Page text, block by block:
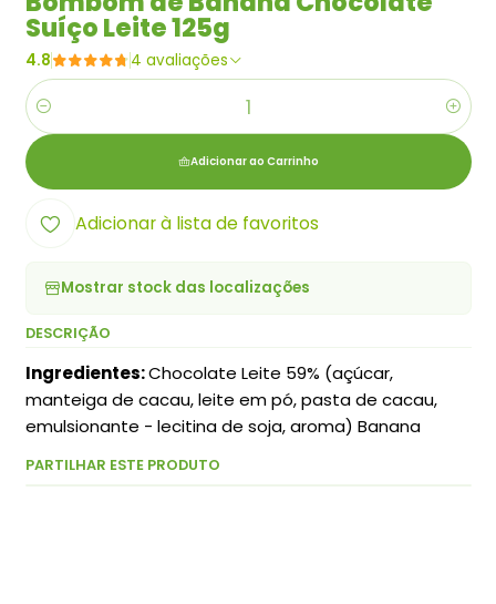
Suíço Leite 125g
4.8 4 avaliações
Quantidade
Adicionar ao Carrinho
Adicionar à lista de favoritos
Mostrar stock das localizações
DESCRIÇÃO
Ingredientes:Chocolate Leite 59% (açúcar,
manteiga de cacau, leite em pó, pasta de cacau,
emulsionante - lecitina de soja, aroma) Banana
PARTILHAR ESTE PRODUTO